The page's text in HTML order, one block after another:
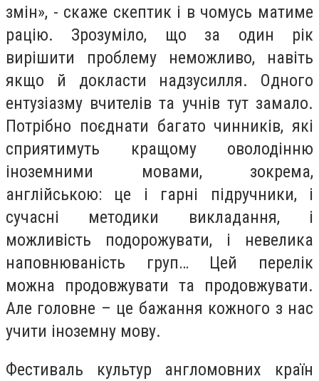
змін», - скаже скептик і в чомусь матиме
рацію. Зрозуміло, що за один рік
вирішити проблему неможливо, навіть
якщо й докласти надзусилля. Одного
ентузіазму вчителів та учнів тут замало.
Потрібно поєднати багато чинників, які
сприятимуть кращому оволодінню
іноземними мовами, зокрема,
англійською: це і гарні підручники, і
сучасні методики викладання, і
можливість подорожувати, і невелика
наповнюваність груп… Цей перелік
можна продовжувати та продовжувати.
Але головне – це бажання кожного з нас
учити іноземну мову.
Фестиваль культур англомовних країн